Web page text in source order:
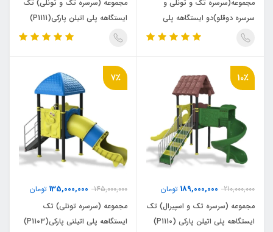
مجموعه(سرسره تک و تونلی و
سرسره دوقلو)دو ایستگاهه پلی
اتیلن پارکی(P1203)
مجموعه (سرسره تک و تونلی) تک
ایستگاهه پلی اتیلن پارکی(P1111)
10٪
210,000,000
189,000,000 تومان
مجموعه (سرسره تک و اسپیرال) تک
ایستگاهه پلی اتیلن پارکی (P1110)
7٪
145,000,000
135,000,000 تومان
مجموعه (سرسره تونلی) تک
ایستگاهه پلی اتیلنی پارکی(P1103)